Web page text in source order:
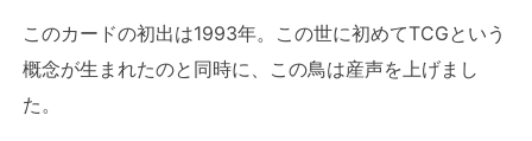
このカードの初出は1993年。この世に初めてTCGという
概念が生まれたのと同時に、この鳥は産声を上げまし
た。